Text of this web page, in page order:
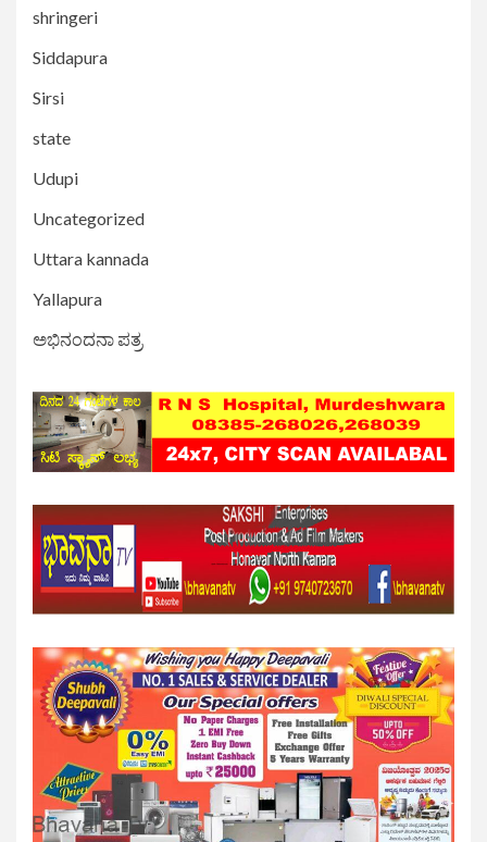
shringeri
Siddapura
Sirsi
state
Udupi
Uncategorized
Uttara kannada
Yallapura
ಅಭಿನಂದನಾ ಪತ್ರ